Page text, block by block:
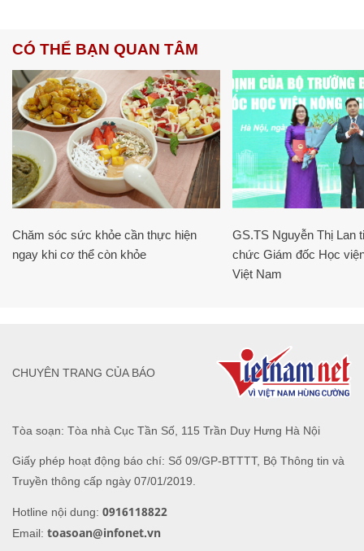
CÓ THỂ BẠN QUAN TÂM
Chăm sóc sức khỏe cần thực hiện
ngay khi cơ thể còn khỏe
GS.TS Nguyễn Thị Lan
chức Giám đốc Học
Việt Nam
Tòa soạn: Tòa nhà Cục Tần Số, 115 Trần Duy Hưng Hà Nội
Giấy phép hoạt động báo chí: Số 09/GP-BTTTT, Bộ Thông tin và
Truyền thông cấp ngày 07/01/2019.
Hotline nội dung: 0916118822
Email: toasoan@infonet.vn
CHUYÊN TRANG CỦA BÁO